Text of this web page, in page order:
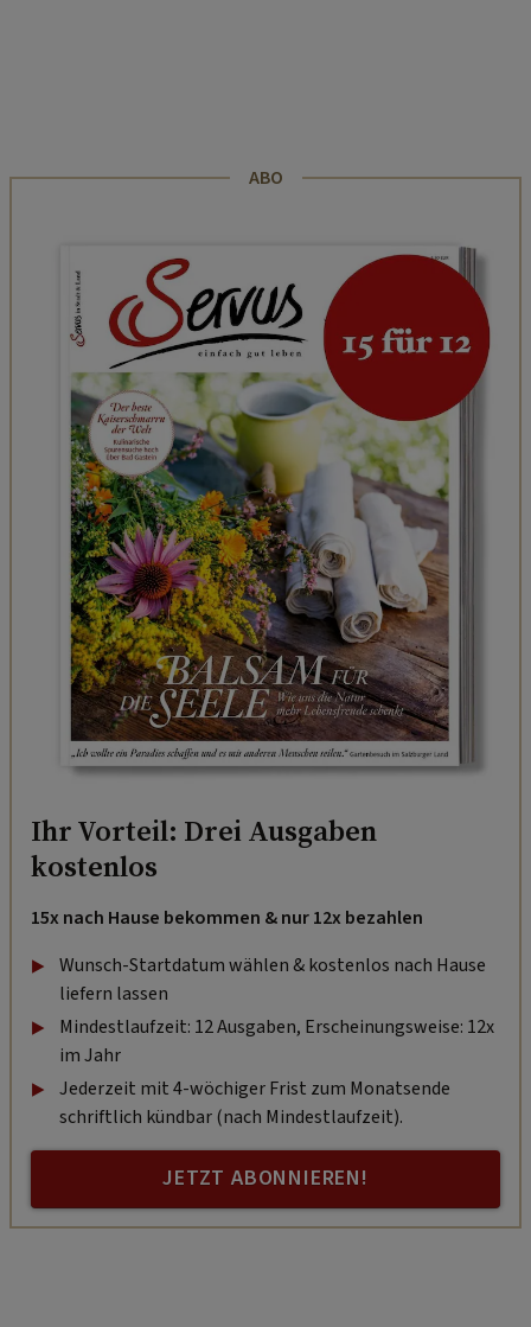
ABO
Ihr Vorteil: Drei Ausgaben
kostenlos
15x nach Hause bekommen & nur 12x bezahlen
Wunsch-Startdatum wählen & kostenlos nach Hause
liefern lassen
Mindestlaufzeit: 12 Ausgaben, Erscheinungsweise: 12x
im Jahr
Jederzeit mit 4-wöchiger Frist zum Monatsende
schriftlich kündbar (nach Mindestlaufzeit).
JETZT ABONNIEREN!